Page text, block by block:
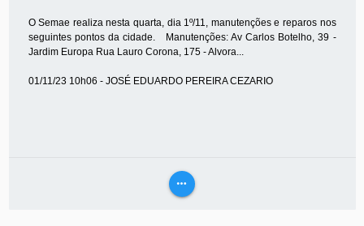
O Semae realiza nesta quarta, dia 1º/11, manutenções e reparos nos
seguintes pontos da cidade. Manutenções: Av Carlos Botelho, 39 -
Jardim Europa Rua Lauro Corona, 175 - Alvora...
01/11/23 10h06 - JOSÉ EDUARDO PEREIRA CEZARIO
more_horiz